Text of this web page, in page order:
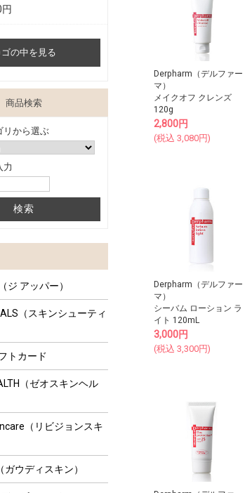
ゴの中を見る
商品検索
リから選ぶ
力
ジ アッパー）
（スキンシューティ
トカード
（ゼオスキンヘル
（リビジョンスキ
ガウディスキン）
Derpharm（デルファー
マ）
メイクオフ クレンズ
120g
2,800円
(税込3,080円)
Derpharm（デルファー
マ）
シーバム ローション ラ
イト 120mL
3,000円
(税込3,300円)